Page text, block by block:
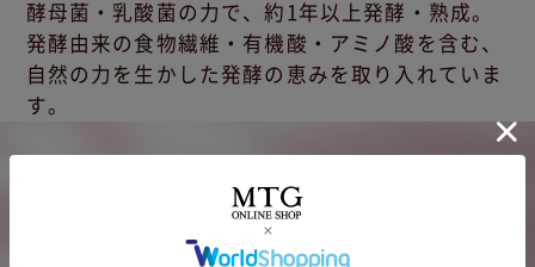
酵母菌・乳酸菌の力で、約1年以上発酵・熟成。
発酵由来の食物繊維・有機酸・アミノ酸を含む、
自然の力を生かした発酵の恵みを取り入れていま
す。